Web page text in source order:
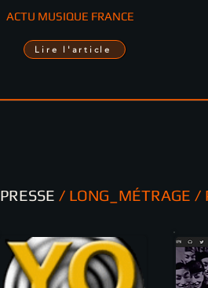
ACTU MUSIQUE FRANCE
Lire l'article
PRESSE / LONG_MÉTRAGE /